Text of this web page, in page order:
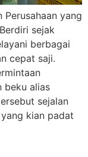
Perusahaan yang
sejak
berbagai
cepat saji.
beku alias
sejalan
kian padat